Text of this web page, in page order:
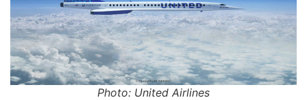
Photo: United Airlines